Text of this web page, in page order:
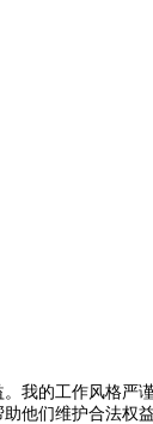
的工作风格严
他们维护合法